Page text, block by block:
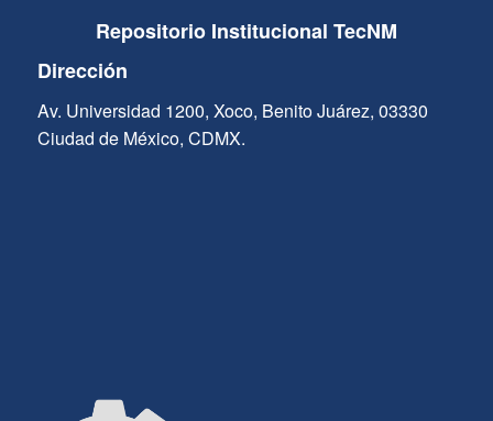
Repositorio Institucional TecNM
Dirección
Av. Universidad 1200, Xoco, Benito Juárez, 03330
Ciudad de México, CDMX.